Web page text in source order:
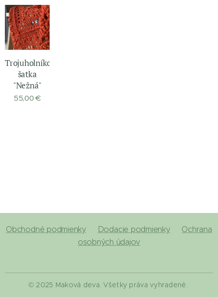
Trojuholníková
šatka
"Nežná"
55,00 €
Obchodné podmienky Dodacie podmienky
Ochrana
osobných údajov
© 2025 Maková deva. Všetky práva vyhradené.